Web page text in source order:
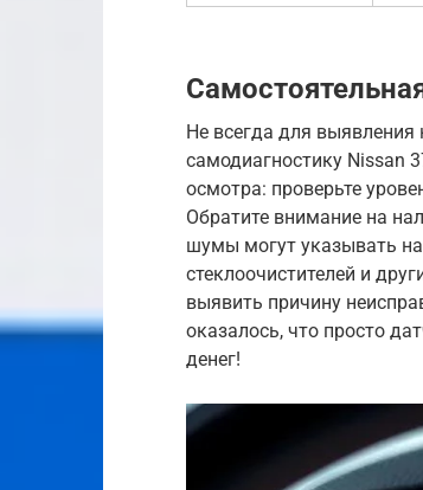
Не всегда для выявления
самодиагностику Nissan
осмотра: проверьте
Обратите внимание на
шумы могут указывать
стеклоочистителей и
выявить причину
оказалось, что просто
денег!